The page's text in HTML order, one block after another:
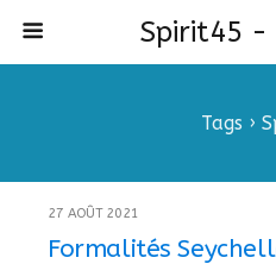
Spirit45 -
Tags ›
27 AOÛT 2021
Formalités